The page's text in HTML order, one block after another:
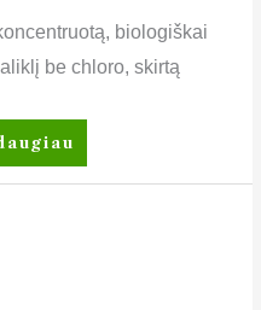
biologiškai
be chloro, skirtą